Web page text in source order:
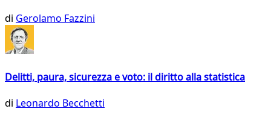
di Gerolamo Fazzini
Delitti, paura, sicurezza e voto: il diritto alla statistica
di Leonardo Becchetti